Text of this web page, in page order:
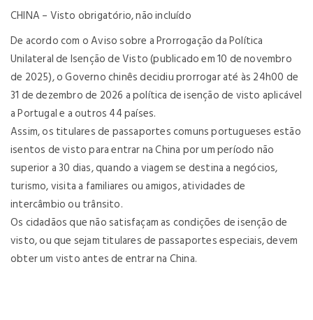
CHINA – Visto obrigatório, não incluído
De acordo com o Aviso sobre a Prorrogação da Política
Unilateral de Isenção de Visto (publicado em 10 de novembro
de 2025), o Governo chinês decidiu prorrogar até às 24h00 de
31 de dezembro de 2026 a política de isenção de visto aplicável
a Portugal e a outros 44 países.
Assim, os titulares de passaportes comuns portugueses estão
isentos de visto para entrar na China por um período não
superior a 30 dias, quando a viagem se destina a negócios,
turismo, visita a familiares ou amigos, atividades de
intercâmbio ou trânsito.
Os cidadãos que não satisfaçam as condições de isenção de
visto, ou que sejam titulares de passaportes especiais, devem
obter um visto antes de entrar na China.